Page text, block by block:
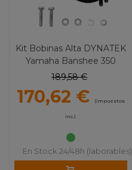
Kit Bobinas Alta DYNATEK
Yamaha Banshee 350
189,58 €
170,62 € (impuestos
inc.)
En Stock 24/48h (laborables)